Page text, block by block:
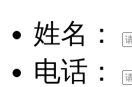
姓名：
电话：